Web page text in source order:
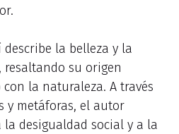
describe la belleza y la
su origen
la naturaleza. A través
y metáforas, el autor
desigualdad social y a la